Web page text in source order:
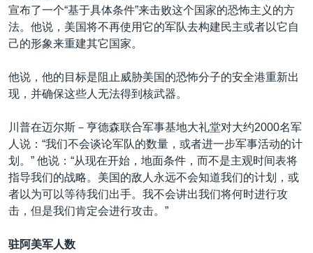
关注西藏
关注新疆
宣布了一个“基于具体条件”来击败这个国家的恐怖主义的方
法。他说，美国将不再使用它的军队去构建民主或者以它自
己的形象来重建其它国家。
他说，他的目标是阻止威胁美国的恐怖分子的安全港重新出
现，并确保这些人无法得到核武器。
川普在迈尔斯－亨德森联合军事基地大礼堂对大约2000名军
人说：“我们不会谈论军队的数量，或者进一步军事活动的计
划。” 他说：“从现在开始，地面条件，而不是主观时间表将
指导我们的战略。美国的敌人永远不会知道我们的计划，或
者以为可以等待我们出手。我不会讲出我们将何时进行攻
击，但是我们肯定会进行攻击。”
驻阿美军人数